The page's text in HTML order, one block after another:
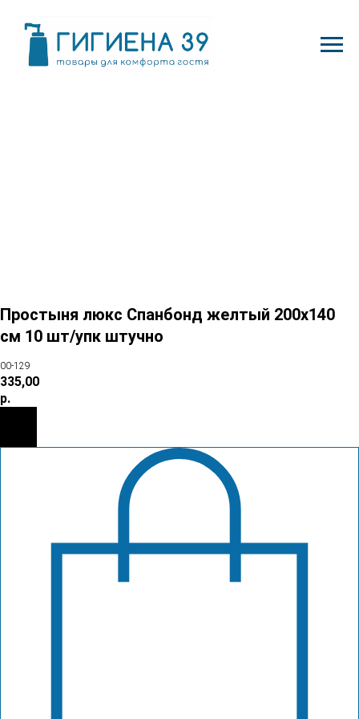
Простыня люкс Спанбонд желтый 200х140
см 10 шт/упк штучно
00-129
335,00
р.